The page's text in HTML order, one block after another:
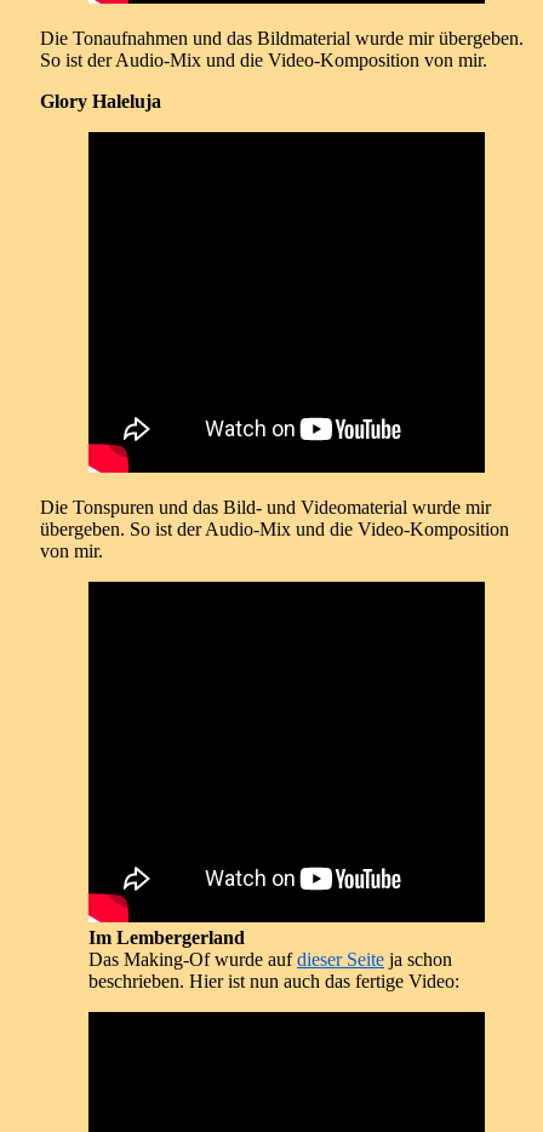
Die Tonaufnahmen und das Bildmaterial wurde mir übergeben.
So ist der Audio-Mix und die Video-Komposition von mir.
Glory Haleluja
Die Tonspuren und das Bild- und Videomaterial wurde mir
übergeben. So ist der Audio-Mix und die Video-Komposition
von mir.
Im Lembergerland
Das Making-Of wurde aufdieser Seite ja schon
beschrieben. Hier ist nun auch das fertige Video: